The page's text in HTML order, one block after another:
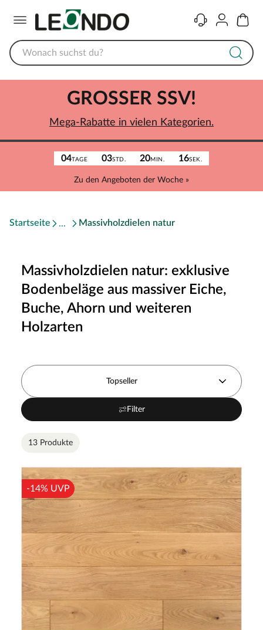
KontaktKonto
04TAGE 03STD. 20MIN. 16SEK.
Zu den Angeboten der Woche »
GROSSER SSV!
Mega-Rabatte in vielen Kategorien.
Startseite Massivholzdielen natur
Massivholzdielen natur: exklusive
Bodenbeläge aus massiver Eiche,
Buche, Ahorn und weiteren
Holzarten
Topseller
Filter
13 Produkte
-14% UVP